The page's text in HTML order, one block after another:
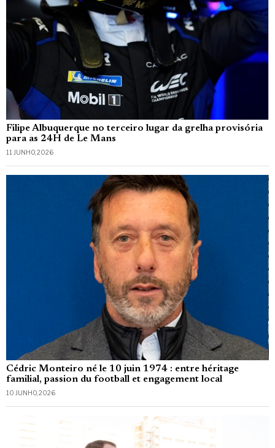
Filipe Albuquerque no terceiro lugar da grelha provisória
para as 24H de Le Mans
11 JUNHO, 2026
Cédric Monteiro né le 10 juin 1974 : entre héritage
familial, passion du football et engagement local
10 JUNHO, 2026